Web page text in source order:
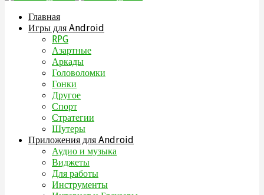
Главная
Игры для Android
RPG
Азартные
Аркады
Головоломки
Гонки
Другое
Спорт
Стратегии
Шутеры
Приложения для Android
Аудио и музыка
Виджеты
Для работы
Инструменты